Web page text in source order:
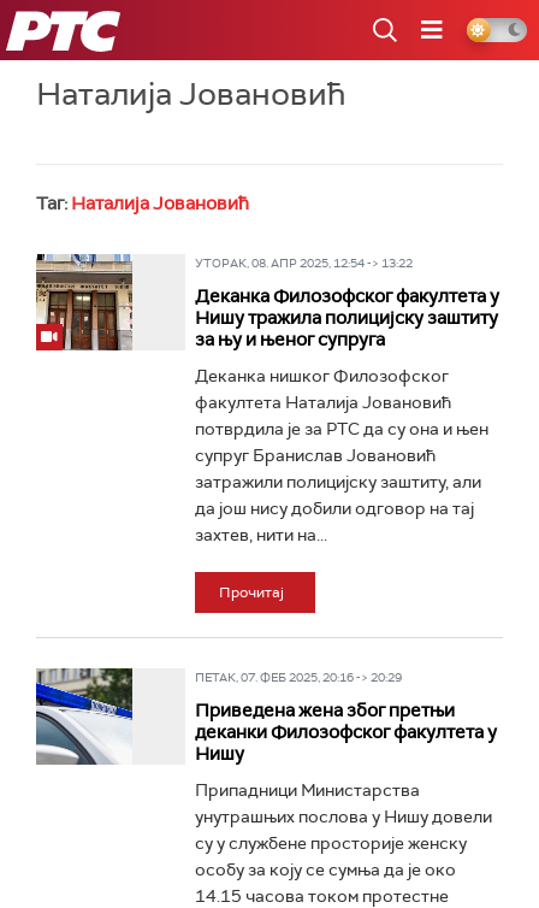
РТС
Наталија Јовановић
Таг: Наталија Јовановић
УТОРАК, 08. АПР 2025, 12:54 -> 13:22
Деканка Филозофског факултета у
Нишу тражила полицијску заштиту
за њу и њеног супруга
Деканка нишког Филозофског
факултета Наталија Јовановић
потврдила је за РТС да су она и њен
супруг Бранислав Јовановић
затражили полицијску заштиту, али
да још нису добили одговор на тај
захтев, нити на...
Прочитај
ПЕТАК, 07. ФЕБ 2025, 20:16 -> 20:29
Приведена жена због претњи
деканки Филозофског факултета у
Нишу
Припадници Министарства
унутрашњих послова у Нишу довели
су у службене просторије женску
особу за коју се сумња да је око
14.15 часова током протестне